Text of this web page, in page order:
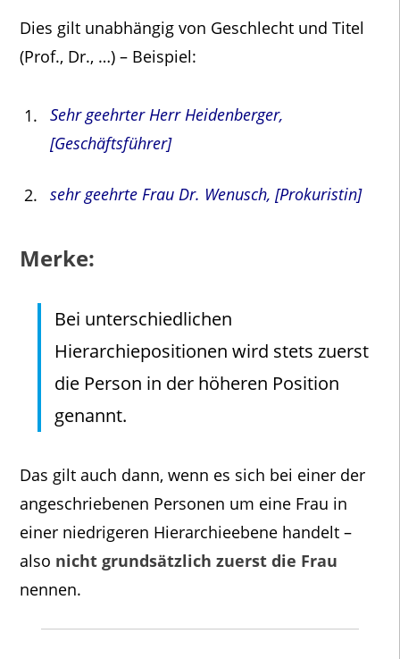
Dies gilt unabhängig von Geschlecht und Titel
(Prof., Dr., …) – Beispiel:
Sehr geehrter Herr Heidenberger,
[Geschäftsführer]
sehr geehrte Frau Dr. Wenusch, [Prokuristin]
Merke:
Bei unterschiedlichen
Hierarchiepositionen wird stets zuerst
die Person in der höheren Position
genannt.
Das gilt auch dann, wenn es sich bei einer der
angeschriebenen Personen um eine Frau in
einer niedrigeren Hierarchieebene handelt –
also nicht grundsätzlich zuerst die Frau
nennen.